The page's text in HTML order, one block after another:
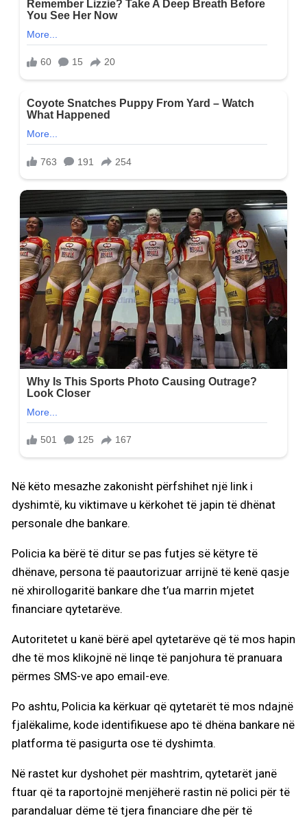
Në këto mesazhe zakonisht përfshihet një link i
dyshimtë, ku viktimave u kërkohet të japin të dhënat
personale dhe bankare.
Policia ka bërë të ditur se pas futjes së këtyre të
dhënave, persona të paautorizuar arrijnë të kenë qasje
në xhirollogaritë bankare dhe t’ua marrin mjetet
financiare qytetarëve.
Autoritetet u kanë bërë apel qytetarëve që të mos hapin
dhe të mos klikojnë në linqe të panjohura të pranuara
përmes SMS-ve apo email-eve.
Po ashtu, Policia ka kërkuar që qytetarët të mos ndajnë
fjalëkalime, kode identifikuese apo të dhëna bankare në
platforma të pasigurta ose të dyshimta.
Në rastet kur dyshohet për mashtrim, qytetarët janë
ftuar që ta raportojnë menjëherë rastin në polici për të
parandaluar dëme të tjera financiare dhe për të